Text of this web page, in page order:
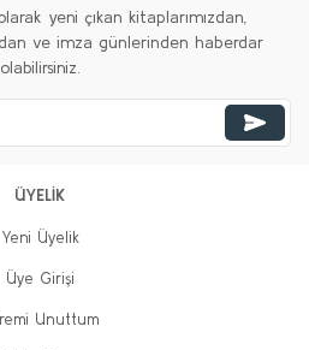
yeni çıkan kitaplarımızdan,
ve imza günlerinden haberdar
olabilirsiniz.
ÜYELİK
Yeni Üyelik
Üye Girişi
Unuttum